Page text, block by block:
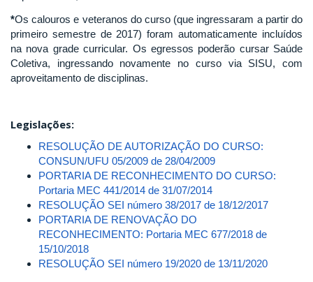
*Os calouros e veteranos do curso (que ingressaram a partir do
primeiro semestre de 2017) foram automaticamente incluídos
na nova grade curricular. Os egressos poderão cursar Saúde
Coletiva, ingressando novamente no curso via SISU, com
aproveitamento de disciplinas.
Legislações:
RESOLUÇÃO DE AUTORIZAÇÃO DO CURSO:
CONSUN/UFU 05/2009 de 28/04/2009
PORTARIA DE RECONHECIMENTO DO CURSO:
Portaria MEC 441/2014 de 31/07/2014
RESOLUÇÃO SEI número 38/2017 de 18/12/2017
PORTARIA DE RENOVAÇÃO DO
RECONHECIMENTO: Portaria MEC 677/2018 de
15/10/2018
RESOLUÇÃO SEI número 19/2020 de 13/11/2020